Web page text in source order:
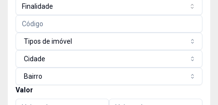
Finalidade
Tipos de imóvel
Cidade
Bairro
Valor